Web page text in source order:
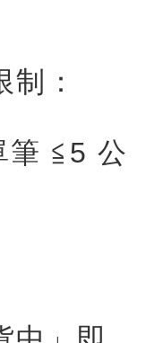
制：
筆 ≦5 公